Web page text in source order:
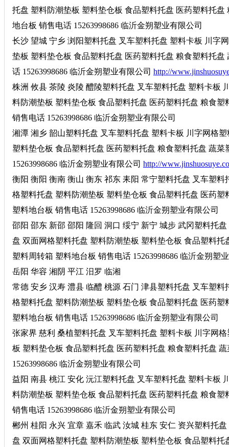
托盘 塑料防潮垫板 塑料垫仓板 食品塑料托盘 医药塑料托
地台板 销售电话 15263998686 临沂金朔塑业有限公司
长沙 望城 宁乡 浏阳塑料托盘 叉车塑料托盘 塑料卡板 川字
垫板 塑料垫仓板 食品塑料托盘 医药塑料托盘 粮食塑料托
话 15263998686 临沂金朔塑业有限公司 http://
株洲 攸县 茶陵 炎陵 醴陵塑料托盘 叉车塑料托盘 塑料卡板
料防潮垫板 塑料垫仓板 食品塑料托盘 医药塑料托盘 粮食
销售电话 15263998686 临沂金朔塑业有限公司
湘潭 湘乡 韶山塑料托盘 叉车塑料托盘 塑料卡板 川字网格
塑料垫仓板 食品塑料托盘 医药塑料托盘 粮食塑料托盘 蔬
15263998686 临沂金朔塑业有限公司 http://
衡阳 衡阳 衡南 衡山 衡东 祁东 耒阳 常宁塑料托盘 叉车塑
格塑料托盘 塑料防潮垫板 塑料垫仓板 食品塑料托盘 医药
塑料地台板 销售电话 15263998686 临沂金朔塑业有限公司
邵阳 邵东 新邵 邵阳 隆回 洞口 绥宁 新宁 城步 武冈塑料托
盘 双面网格塑料托盘 塑料防潮垫板 塑料垫仓板 食品塑料
塑料周转箱 塑料地台板 销售电话 15263998686 临沂金朔塑
岳阳 华容 湘阴 平江 汨罗 临湘
常德 安乡 汉寿 澧县 临醴 桃源 石门 津县塑料托盘 叉车塑
格塑料托盘 塑料防潮垫板 塑料垫仓板 食品塑料托盘 医药
塑料地台板 销售电话 15263998686 临沂金朔塑业有限公司
张家界 慈利 桑植塑料托盘 叉车塑料托盘 塑料卡板 川字网
板 塑料垫仓板 食品塑料托盘 医药塑料托盘 粮食塑料托盘
15263998686 临沂金朔塑业有限公司
益阳 南县 桃江 安化 沅江塑料托盘 叉车塑料托盘 塑料卡板
料防潮垫板 塑料垫仓板 食品塑料托盘 医药塑料托盘 粮食
销售电话 15263998686 临沂金朔塑业有限公司
郴州 桂阳 永兴 宜章 嘉禾 临武 汝城 桂东 安仁 资兴塑料托
盘 双面网格塑料托盘 塑料防潮垫板 塑料垫仓板 食品塑料